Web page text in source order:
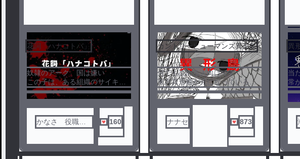
1 2
注
政
微
か
出
死
ぜ
し
花詞「ハナコトバ」
奴隷のアーク 国は嫌い
この子は、ある組織のサイキョ
ウの一角になり
「世界を変える」
それまでの変えるまでの物語
かなさ 役職物
160
カントリーヒューマンズ異形島
何でも読める人向けです
東方異形郷が元になっているの
で、一部改変はありますが本家
様と内容同じです
この作品には政治的意図はあり
ません。
キャラクターとして見てくださ
い。
ナナセ 873
異
当
常
一
か
ら
国
か
国
終
※